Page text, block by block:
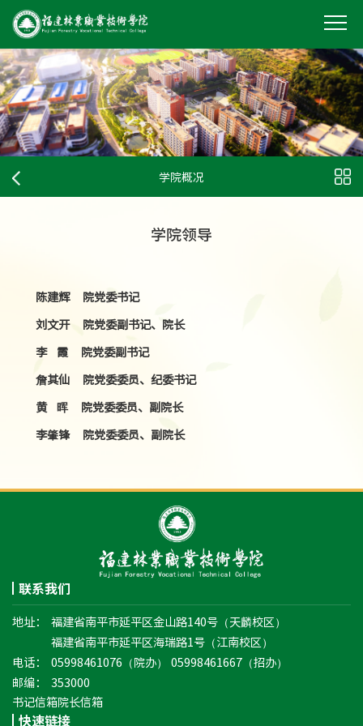
学院概况
学院领导
陈建辉
院党委书记
刘文开院党委副书记、院长
李 霞院党委副书记
詹其仙 院党委委员、纪委书记
黄 晖院党委委员、 副院长
李肇锋
院党委委员、副院长
快速链接
联系我们
地址：
福建省南平市延平区金山路140号（天麟校区）
福建省南平市延平区海瑞路1号（江南校区）
电话：
05998461076（院办） 05998461667（招办）
邮编：
353000
书记信箱院长信箱